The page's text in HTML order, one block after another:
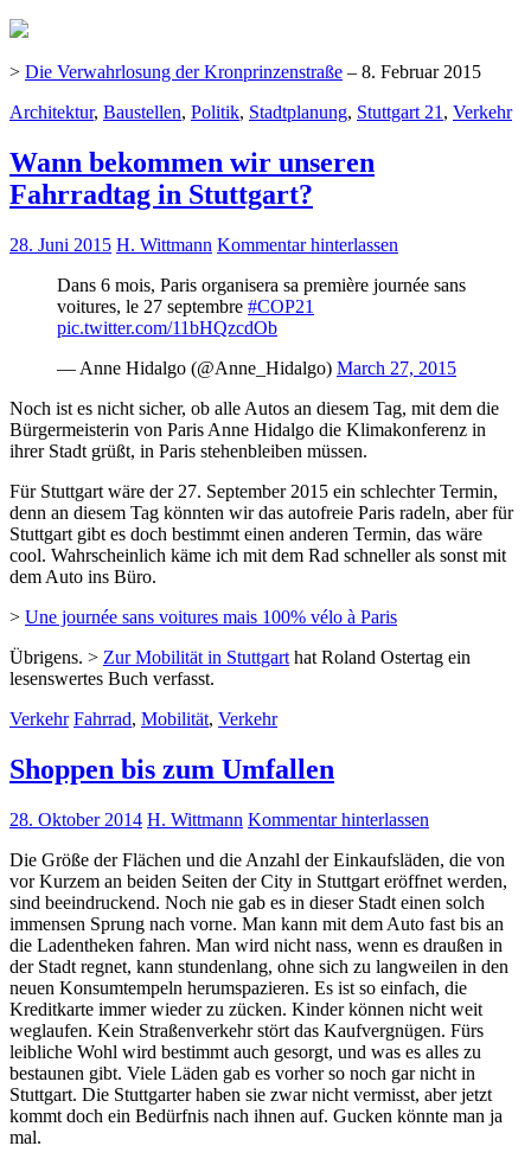
> Die Verwahrlosung der Kronprinzenstraße – 8. Februar 2015
Architektur, Baustellen, Politik, Stadtplanung, Stuttgart 21 , Verkehr
Wann bekommen wir unseren
Fahrradtag in Stuttgart?
28. Juni 2015 H. Wittmann Kommentar hinterlassen
Dans 6 mois, Paris organisera sa première journée sans
voitures, le 27 septembre #COP21
pic.twitter.com/11bHQzcdOb
— Anne Hidalgo (@Anne_Hidalgo) March 27, 2015
Noch ist es nicht sicher, ob alle Autos an diesem Tag, mit dem die
Bürgermeisterin von Paris Anne Hidalgo die Klimakonferenz in
ihrer Stadt grüßt, in Paris stehenbleiben müssen.
Für Stuttgart wäre der 27. September 2015 ein schlechter Termin,
denn an diesem Tag könnten wir das autofreie Paris radeln, aber für
Stuttgart gibt es doch bestimmt einen anderen Termin, das wäre
cool. Wahrscheinlich käme ich mit dem Rad schneller als sonst mit
dem Auto ins Büro.
> Une journée sans voitures mais 100% vélo à Paris
Übrigens. > Zur Mobilität in Stuttgart hat Roland Ostertag ein
lesenswertes Buch verfasst.
Verkehr Fahrrad, Mobilität, Verkehr
Shoppen bis zum Umfallen
28. Oktober 2014 H. Wittmann Kommentar hinterlassen
Die Größe der Flächen und die Anzahl der Einkaufsläden, die von
vor Kurzem an beiden Seiten der City in Stuttgart eröffnet werden,
sind beeindruckend. Noch nie gab es in dieser Stadt einen solch
immensen Sprung nach vorne. Man kann mit dem Auto fast bis an
die Ladentheken fahren. Man wird nicht nass, wenn es draußen in
der Stadt regnet, kann stundenlang, ohne sich zu langweilen in den
neuen Konsumtempeln herumspazieren. Es ist so einfach, die
Kreditkarte immer wieder zu zücken. Kinder können nicht weit
weglaufen. Kein Straßenverkehr stört das Kaufvergnügen. Fürs
leibliche Wohl wird bestimmt auch gesorgt, und was es alles zu
bestaunen gibt. Viele Läden gab es vorher so noch gar nicht in
Stuttgart. Die Stuttgarter haben sie zwar nicht vermisst, aber jetzt
kommt doch ein Bedürfnis nach ihnen auf. Gucken könnte man ja
mal.